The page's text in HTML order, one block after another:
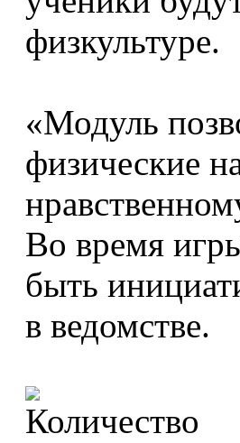
физкультуре.
«Модуль
физические
Во время
быть
в ведомстве.